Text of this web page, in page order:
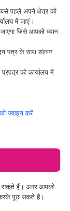
पहले अपने क्षेत्र को
में जाएं।
जिसे आपको ध्यान
पत्र के साथ संलग्न
को कार्यालय में
ज्वाइन करें
सकते हैं। अगर आपको
करके पूछ सकते हैं।